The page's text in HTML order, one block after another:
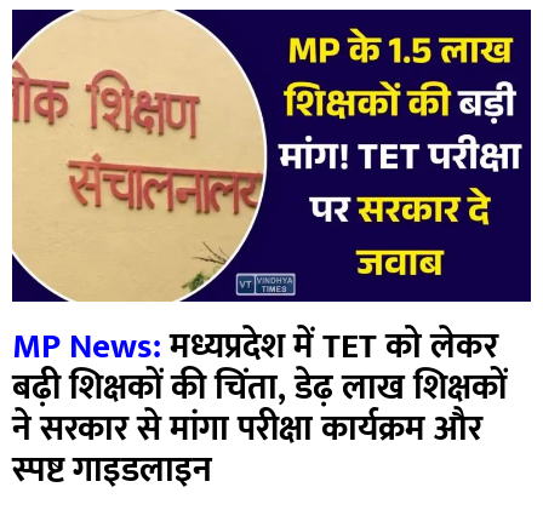
MP News:मध्यप्रदेश में TET को लेकर
बढ़ी शिक्षकों की चिंता, डेढ़ लाख शिक्षकों
ने सरकार से मांगा परीक्षा कार्यक्रम और
स्पष्ट गाइडलाइन